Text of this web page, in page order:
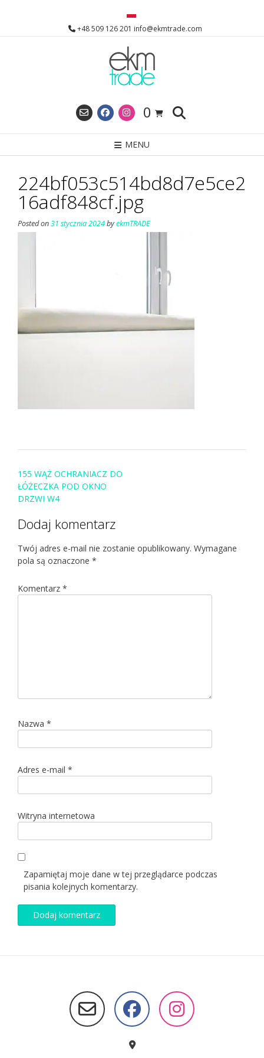
+48 509 126 201 info@ekmtrade.com
0
MENU
224bf053c514bd8d7e5ce2
16adf848cf.jpg
Posted on31 stycznia 2024byekmTRADE
Post
navigation
155 WĄŻ OCHRANIACZ DO
ŁÓŻECZKA POD OKNO
DRZWI W4
Dodaj komentarz
Twój adres e-mail nie zostanie opublikowany. Wymagane
pola są oznaczone *
Komentarz *
Nazwa *
Adres e-mail *
Witryna internetowa
Zapamiętaj moje dane w tej przeglądarce podczas
pisania kolejnych komentarzy.